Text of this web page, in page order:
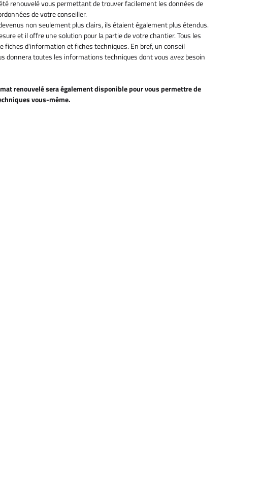
renouvelé vous permettant de trouver facilement les données de
de votre conseiller.
non seulement plus clairs, ils étaient également plus étendus.
et il offre une solution pour la partie de votre chantier. Tous les
fiches d'information et fiches techniques. En bref, un conseil
donnera toutes les informations techniques dont vous avez besoin
renouvelé sera également disponible pour vous permettre de
vous-même.